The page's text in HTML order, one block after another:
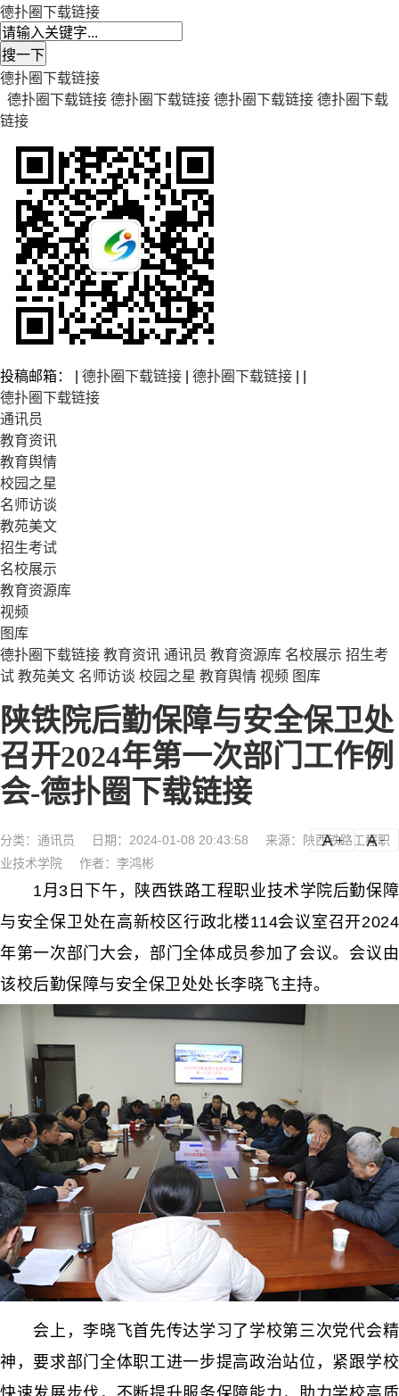
德扑圈下载链接
德扑圈下载链接
德扑圈下载链接 德扑圈下载链接 德扑圈下载链接 德扑圈下载
链接
投稿邮箱： | 德扑圈下载链接 德扑圈下载链接
德扑圈下载链接
通讯员
教育资讯
教育舆情
校园之星
名师访谈
教苑美文
招生考试
名校展示
教育资源库
视频
图库
德扑圈下载链接 教育资讯 通讯员 教育资源库 名校展示 招生考
试 教苑美文 名师访谈 校园之星 教育舆情 视频 图库
陕铁院后勤保障与安全保卫处
召开2024年第一次部门工作例
会-德扑圈下载链接
分类： 通讯员 日期：2024-01-08 20:43:58
来源：陕西铁路工程职
业技术学院
作者：李鸿彬
a a-
1月3日下午，陕西铁路工程职业技术学院后勤保障
与安全保卫处在高新校区行政北楼114会议室召开2024
年第一次部门大会，部门全体成员参加了会议。会议由
该校后勤保障与安全保卫处处长李晓飞主持。
会上，李晓飞首先传达学习了学校第三次党代会精
神，要求部门全体职工进一步提高政治站位，紧跟学校